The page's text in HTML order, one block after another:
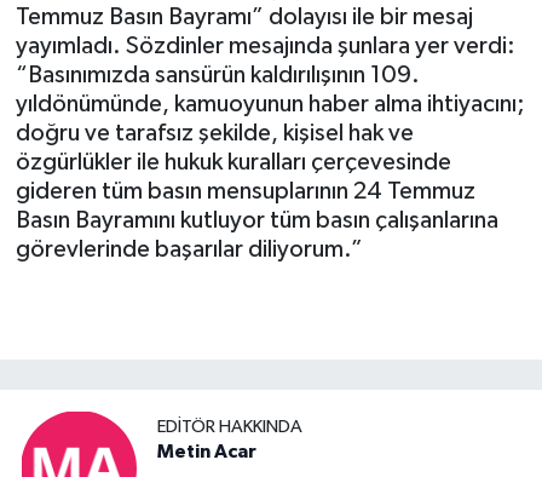
Temmuz Basın Bayramı” dolayısı ile bir mesaj
yayımladı. Sözdinler mesajında şunlara yer verdi:
“Basınımızda sansürün kaldırılışının 109.
yıldönümünde, kamuoyunun haber alma ihtiyacını;
doğru ve tarafsız şekilde, kişisel hak ve
özgürlükler ile hukuk kuralları çerçevesinde
gideren tüm basın mensuplarının 24 Temmuz
Basın Bayramını kutluyor tüm basın çalışanlarına
görevlerinde başarılar diliyorum.”
EDITÖR HAKKINDA
Metin Acar